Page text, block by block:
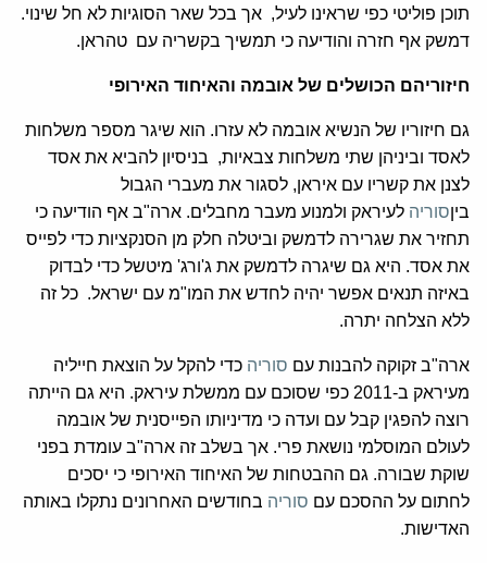
תוכן פוליטי כפי שראינו לעיל, אך בכל שאר הסוגיות לא חל שינוי.
דמשק אף חזרה והודיעה כי תמשיך בקשריה עם טהראן.
חיזוריהם הכושלים של אובמה והאיחוד האירופי
גם חיזוריו של הנשיא אובמה לא עזרו. הוא שיגר מספר משלחות
לאסד וביניהן שתי משלחות צבאיות, בניסיון להביא את אסד
לצנן את קשריו עם איראן, לסגור את מעברי הגבול
ביןסוריה לעיראק ולמנוע מעבר מחבלים. ארה"ב אף הודיעה כי
תחזיר את שגרירה לדמשק וביטלה חלק מן הסנקציות כדי לפייס
את אסד. היא גם שיגרה לדמשק את ג'ורג' מיטשל כדי לבדוק
באיזה תנאים אפשר יהיה לחדש את המו"מ עם ישראל. כל זה
ללא הצלחה יתרה.
ארה"ב זקוקה להבנות עם סוריה כדי להקל על הוצאת חייליה
מעיראק ב-2011 כפי שסוכם עם ממשלת עיראק. היא גם הייתה
רוצה להפגין קבל עם ועדה כי מדיניותו הפייסנית של אובמה
לעולם המוסלמי נושאת פרי. אך בשלב זה ארה"ב עומדת בפני
שוקת שבורה. גם ההבטחות של האיחוד האירופי כי יסכים
לחתום על ההסכם עם סוריה בחודשים האחרונים נתקלו באותה
האדישות.